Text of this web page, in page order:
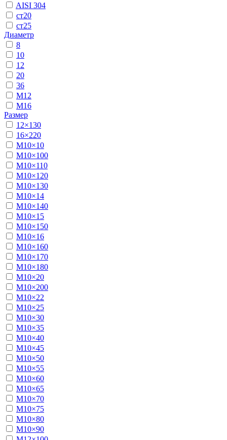
AISI 304
ст20
ст25
Диаметр
8
10
12
20
36
М12
М16
Размер
12×130
16×220
М10×10
М10×100
М10×110
М10×120
М10×130
М10×14
М10×140
М10×15
М10×150
М10×16
М10×160
М10×170
М10×180
М10×20
М10×200
М10×22
М10×25
М10×30
М10×35
М10×40
М10×45
М10×50
М10×55
М10×60
М10×65
М10×70
М10×75
М10×80
М10×90